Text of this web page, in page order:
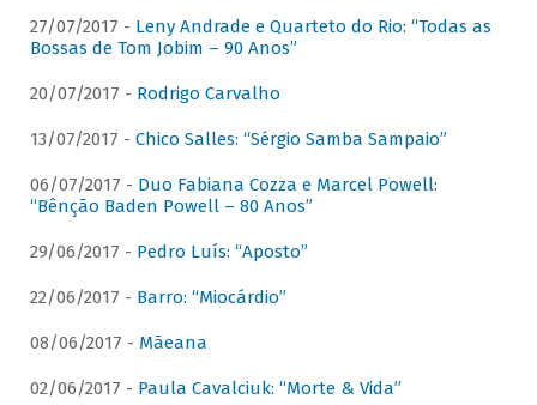
27/07/2017 - Leny Andrade e Quarteto do Rio: “Todas as
Bossas de Tom Jobim – 90 Anos”
20/07/2017 - Rodrigo Carvalho
13/07/2017 - Chico Salles: “Sérgio Samba Sampaio”
06/07/2017 - Duo Fabiana Cozza e Marcel Powell:
“Bênção Baden Powell – 80 Anos”
29/06/2017 - Pedro Luís: “Aposto”
22/06/2017 - Barro: “Miocárdio”
08/06/2017 - Mãeana
02/06/2017 - Paula Cavalciuk: “Morte & Vida”